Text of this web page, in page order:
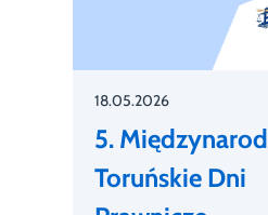
18.05.2026
5.
Toruńskie Dni